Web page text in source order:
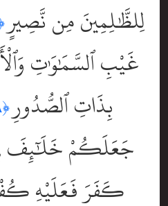
لِلظَّٰلِمِينَ مِن نَّصِيرٍ
غَيْبِ ٱلسَّمَٰوَٰتِ
بِذَاتِ ٱلصُّدُورِ﴿٣٨﴾
جَعَلَكُمْ خَلَٰٓئِفَ
كَفَرَ فَعَلَيْهِ